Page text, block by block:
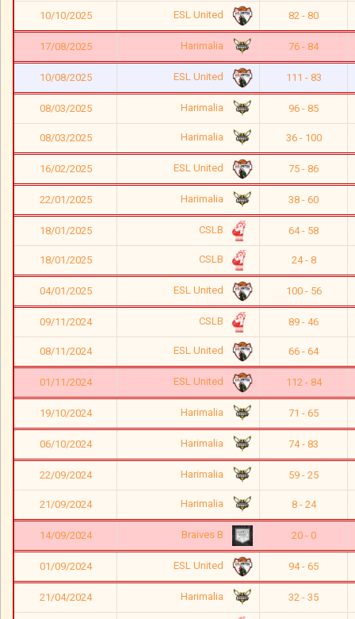
10/10/2025 ESL United 82 - 80
17/08/2025 Harimalia 76 - 84
10/08/2025 ESL United 111 - 83
08/03/2025 Harimalia 96 - 85
08/03/2025 Harimalia 36 - 100
16/02/2025 ESL United 75 - 86
22/01/2025 Harimalia 38 - 60
18/01/2025 CSLB 64 - 58
18/01/2025 CSLB 24 - 8
04/01/2025 ESL United 100 - 56
09/11/2024 CSLB 89 - 46
08/11/2024 ESL United 66 - 64
01/11/2024 ESL United 112 - 84
19/10/2024 Harimalia 71 - 65
06/10/2024 Harimalia 74 - 83
22/09/2024 Harimalia 59 - 25
21/09/2024 Harimalia 8 - 24
14/09/2024 Braives B 20 - 0
01/09/2024 ESL United 94 - 65
21/04/2024 Harimalia 32 - 35